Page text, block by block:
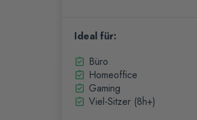
Ideal für:
Büro
Homeoffice
Gaming
Viel-Sitzer (8h+)